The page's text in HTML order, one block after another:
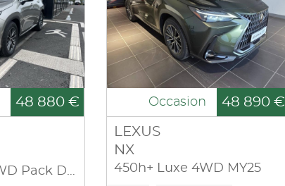
48 880 €
450h+ Luxe 4WD Pack Design
Occasion 48 890 €
LEXUS
NX
450h+ Luxe 4WD MY25